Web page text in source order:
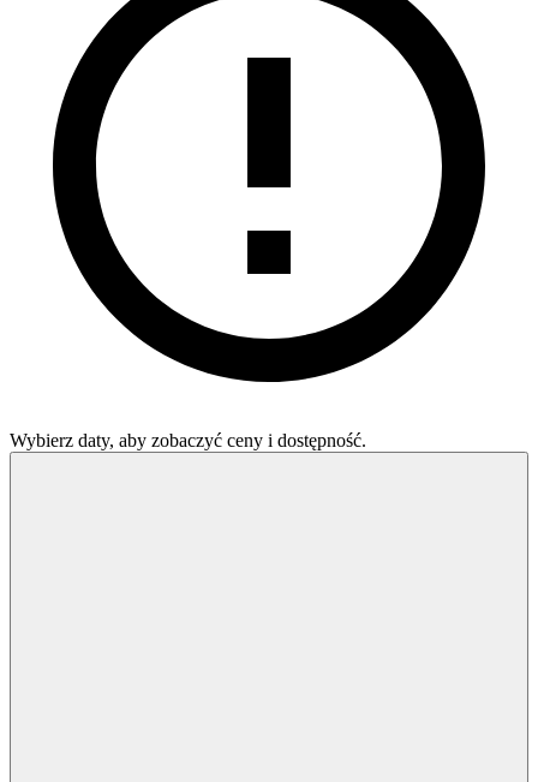
Wybierz daty, aby zobaczyć ceny i dostępność.